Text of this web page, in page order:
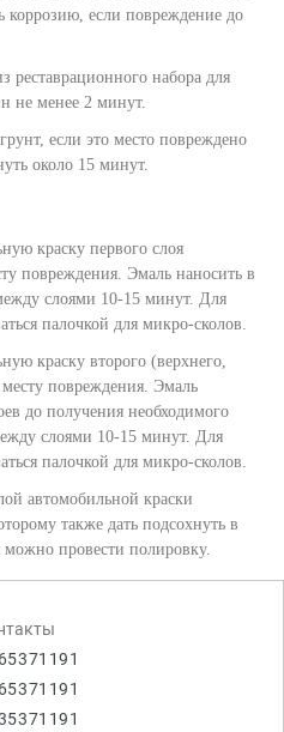
коррозию, если повреждение до
реставрационного набора для
не менее 2 минут.
если это место повреждено
около 15 минут.
краску первого слоя
повреждения. Эмаль наносить в
слоями 10-15 минут. Для
палочкой для микро-сколов.
краску второго (верхнего,
повреждения. Эмаль
до получения необходимого
слоями 10-15 минут. Для
палочкой для микро-сколов.
автомобильной краски
также дать подсохнуть в
провести полировку.